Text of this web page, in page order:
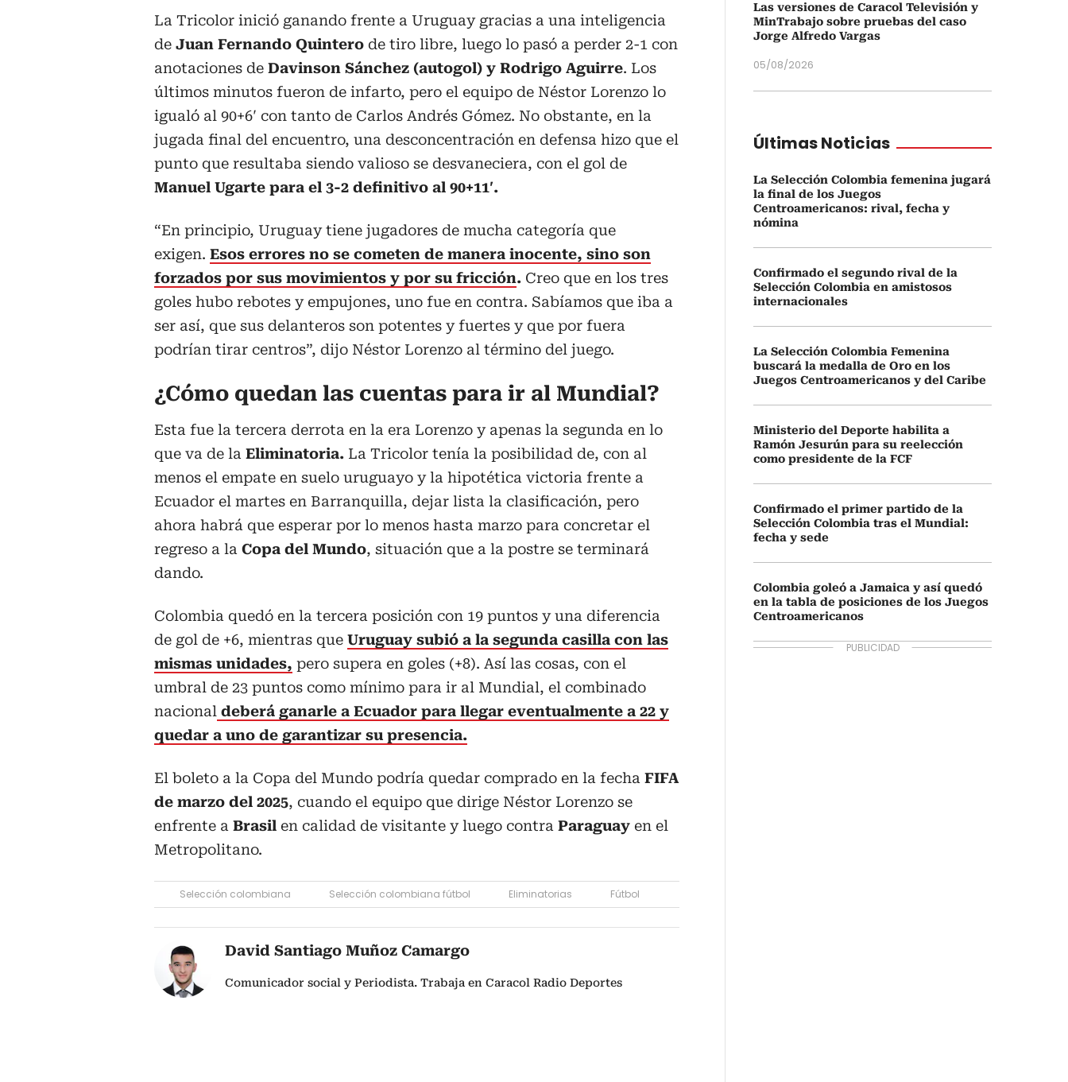
La Tricolor inició ganando frente a Uruguay gracias a una inteligencia
de Juan Fernando Quintero de tiro libre, luego lo pasó a perder 2-1 con
anotaciones de Davinson Sánchez (autogol) y Rodrigo Aguirre. Los
últimos minutos fueron de infarto, pero el equipo de Néstor Lorenzo lo
igualó al 90+6′ con tanto de Carlos Andrés Gómez. No obstante, en la
jugada final del encuentro, una desconcentración en defensa hizo que el
punto que resultaba siendo valioso se desvaneciera, con el gol de
Manuel Ugarte para el 3-2 definitivo al 90+11′.
“En principio, Uruguay tiene jugadores de mucha categoría que
exigen. Esos errores no se cometen de manera inocente, sino son
forzados por sus movimientos y por su fricción. Creo que en los tres
goles hubo rebotes y empujones, uno fue en contra. Sabíamos que iba a
ser así, que sus delanteros son potentes y fuertes y que por fuera
podrían tirar centros”, dijo Néstor Lorenzo al término del juego.
¿Cómo quedan las cuentas para ir al Mundial?
Esta fue la tercera derrota en la era Lorenzo y apenas la segunda en lo
que va de la Eliminatoria. La Tricolor tenía la posibilidad de, con al
menos el empate en suelo uruguayo y la hipotética victoria frente a
Ecuador el martes en Barranquilla, dejar lista la clasificación, pero
ahora habrá que esperar por lo menos hasta marzo para concretar el
regreso a la Copa del Mundo, situación que a la postre se terminará
dando.
Colombia quedó en la tercera posición con 19 puntos y una diferencia
de gol de +6, mientras que Uruguay subió a la segunda casilla con las
mismas unidades, pero supera en goles (+8). Así las cosas, con el
umbral de 23 puntos como mínimo para ir al Mundial, el combinado
nacional deberá ganarle a Ecuador para llegar eventualmente a 22 y
quedar a uno de garantizar su presencia.
El boleto a la Copa del Mundo podría quedar comprado en la fecha FIFA
de marzo del 2025, cuando el equipo que dirige Néstor Lorenzo se
enfrente a Brasil en calidad de visitante y luego contra Paraguay en el
Metropolitano.
Selección colombiana Selección colombiana fútbol Eliminatorias Fútbol
David Santiago Muñoz Camargo
Comunicador social y Periodista. Trabaja en Caracol Radio Deportes
Las versiones de Caracol Televisión y
MinTrabajo sobre pruebas del caso
Jorge Alfredo Vargas
05/08/2026
Últimas Noticias
La Selección Colombia femenina jugará
la final de los Juegos
Centroamericanos: rival, fecha y
nómina
Confirmado el segundo rival de la
Selección Colombia en amistosos
internacionales
La Selección Colombia Femenina
buscará la medalla de Oro en los
Juegos Centroamericanos y del Caribe
Ministerio del Deporte habilita a
Ramón Jesurún para su reelección
como presidente de la FCF
Confirmado el primer partido de la
Selección Colombia tras el Mundial:
fecha y sede
Colombia goleó a Jamaica y así quedó
en la tabla de posiciones de los Juegos
Centroamericanos